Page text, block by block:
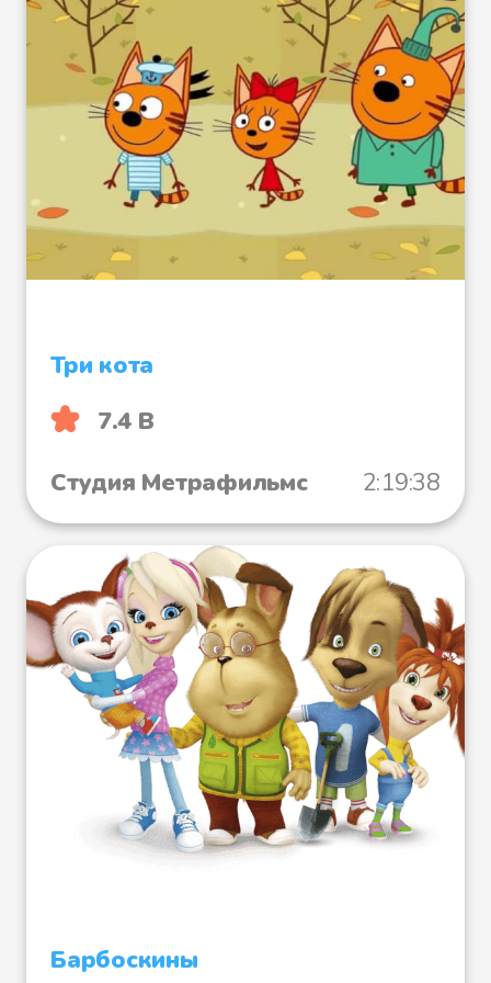
Фьоро и его осёл
В клетке
Побег
Гномы
Ёжик в сметане
Звёзды
Три кота
7.4 B
Студия Метрафильмс
2:19:38
Барбоскины